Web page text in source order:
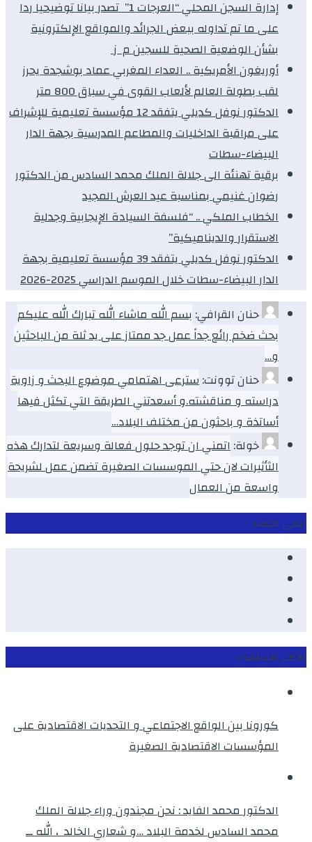
إدارة السجن المحلي “العرجات 1” تصدر بيانا توضيحيا ردا
على ما تم تداوله ببعض الجرائد والمواقع الإلكترونية
بشأن الوضعية الصحية للسجين م ز
أوريغون الأمريكية .. العداء المغربي عماد بوشجدة يحرز
لقب بطولة العالم لألعاب القوى في سباق 800 متر
الدكتور نوفل كديلي يتفقد 12 مؤسسة تعليمية للإشراف
على مراقبة الداخليات والمطاعم المدرسية بجهة الدار
البيضاء-سطات
برقية تهنئة الى جلالة الملك محمد السادس من الدكتور
رضوان غنيمي بمناسبة عيد العرش المجيد
الخطاب الملكي .. “فلسفة السيادة الإيجابية وجدلية
الاستقرار والديناميكية”
الدكتور نوفل كديلي يتفقد 39 مؤسسة تعليمية بجهة
الدار البيضاء-سطات خلال الموسم الدراسي 2025-2026
حنان القرافي: بسم الله ماشاء الله تبارك الله عليكم
بحث ضخم رائع جداً عمل جد ممتاز على يد ثلة من الباحثين
و…
حنان توونت:سترعى اهتمامي موضوع البحث و زاوية
دراسته و مناقشته.و أسعدتني الطريقة التي تكثل فيها
أساتذة و باحثون من مختلف البلاد…
خولة:اتمني ان توجد حلول فعالة وسريعة لتدارك هذه
الثأثيرات لان حتي الموسسات الصغيرة تضمن عمل لشريحة
واسعة من العمال
ابقى متصلا
الأكثر مشاهدة
كورونا بين الواقع الاجتماعي و التحديات الاقتصادية على
المؤسسات الاقتصادية الصغيرة
الدكتور محمد الفايد : نحن مجندون وراء جلالة الملك
محمد السادس لخدمة البلاد …و شعاري الخالد ، الله ــ